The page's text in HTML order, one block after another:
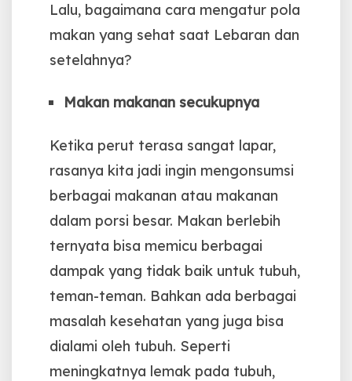
Lalu, bagaimana cara mengatur pola
makan yang sehat saat Lebaran dan
setelahnya?
Makan makanan secukupnya
Ketika perut terasa sangat lapar,
rasanya kita jadi ingin mengonsumsi
berbagai makanan atau makanan
dalam porsi besar. Makan berlebih
ternyata bisa memicu berbagai
dampakyang tidak baik untuk tubuh,
teman-teman. Bahkan ada berbagai
masalah kesehatan yang juga bisa
dialami oleh tubuh. Seperti
meningkatnya lemak pada tubuh,